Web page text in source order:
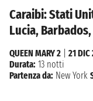
Caraibi: Stati
Lucia,
QUEEN MARY 2
21 DIC
Durata: 13 notti
Partenza da: New York